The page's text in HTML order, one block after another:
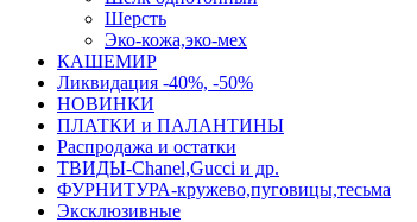
Шерсть
Эко-кожа,эко-мех
КАШЕМИР
Ликвидация -40%, -50%
НОВИНКИ
ПЛАТКИ и ПАЛАНТИНЫ
Распродажа и остатки
ТВИДЫ-Сhanel,Gucci и др.
ФУРНИТУРА-кружево,пуговицы,тесьма
Эксклюзивные